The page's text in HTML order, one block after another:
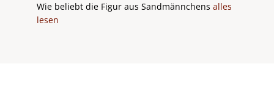
Wie beliebt die Figur aus Sandmännchens alles
lesen